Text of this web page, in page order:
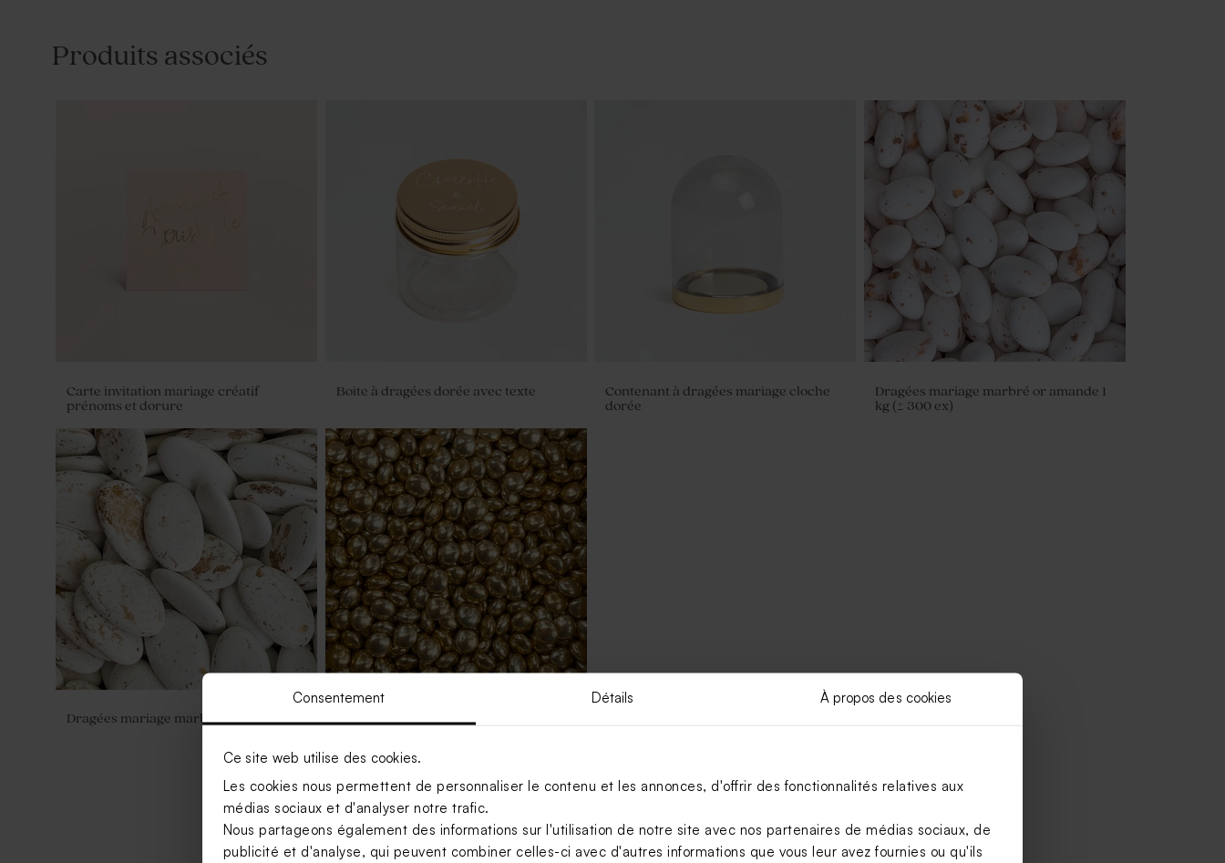
Consentement Détails À propos des cookies
Ce site web utilise des cookies.
Les cookies nous permettent de personnaliser le contenu et les annonces, d'offrir des fonctionnalités relatives aux
médias sociaux et d'analyser notre trafic.
Nous partageons également des informations sur l'utilisation de notre site avec nos partenaires de médias sociaux, de
publicité et d'analyse, qui peuvent combiner celles-ci avec d'autres informations que vous leur avez fournies ou qu'ils
Produits associés
Carte invitation mariage créatif
prénoms et dorure
Boite à dragées dorée avec texte
Contenant à dragées mariage cloche
dorée
Dragées mariage marbré or amande 1
kg (± 300 ex)
Dragées mariage marbées or et blanc
Dragées mariage lentilles XS or goût